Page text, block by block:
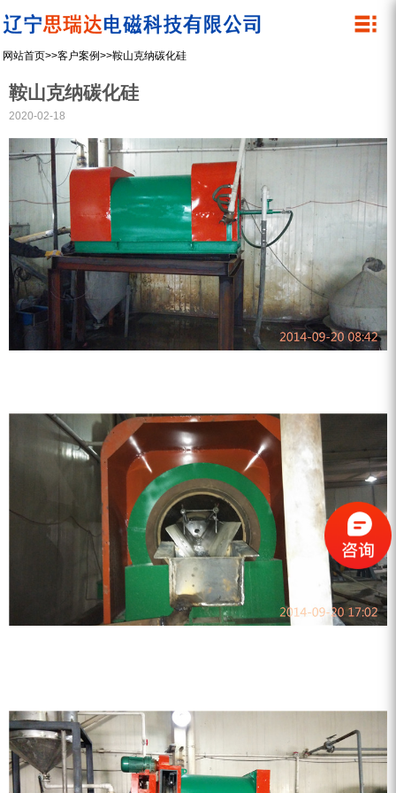
关于我们
企业文化
产品中心
内磁磁选机
湿式筒式磁选机
微细粉干粉螺旋磁选机
永磁滚筒
设备展示
螺旋除铁器
网站首页>>客户案例>>鞍山克纳碳化硅
鞍山克纳碳化硅
2020-02-18